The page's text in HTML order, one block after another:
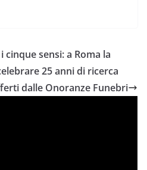
cinque sensi: a Roma la
25 anni di ricerca
dalle Onoranze Funebri